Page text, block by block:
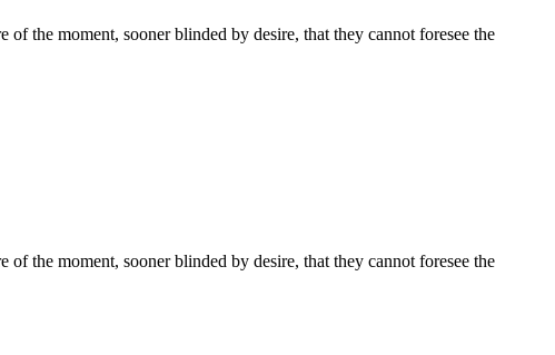
the moment, sooner blinded by desire, that they cannot foresee the
the moment, sooner blinded by desire, that they cannot foresee the